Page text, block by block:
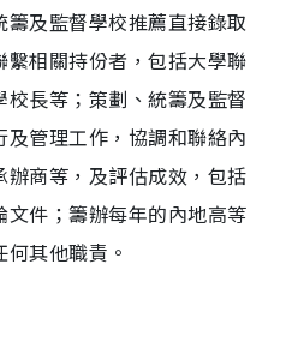
及監督學校推薦直接錄取
相關持份者，包括大學聯
長等；策劃、統籌及監督
管理工作，協調和聯絡內
商等，及評估成效，包括
件；籌辦每年的內地高等
其他職責。